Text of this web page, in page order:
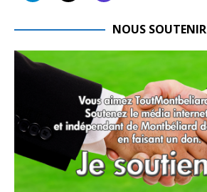
NOUS SOUTENIR